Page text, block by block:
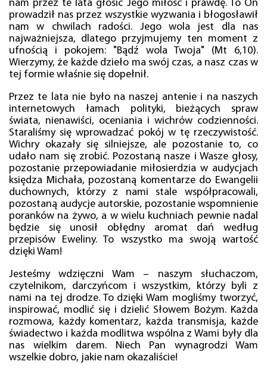
nam przez te lata głosić Jego miłość i prawdę. To On
prowadził nas przez wszystkie wyzwania i błogosławił
nam w chwilach radości. Jego wola jest dla nas
najważniejsza, dlatego przyjmujemy ten moment z
ufnością i pokojem: "Bądź wola Twoja" (Mt 6,10).
Wierzymy, że każde dzieło ma swój czas, a nasz czas w
tej formie właśnie się dopełnił.
Przez te lata nie było na naszej antenie i na naszych
internetowych łamach polityki, bieżących spraw
świata, nienawiści, oceniania i wichrów codzienności.
Staraliśmy się wprowadzać pokój w tę rzeczywistość.
Wichry okazały się silniejsze, ale pozostanie to, co
udało nam się zrobić. Pozostaną nasze i Wasze głosy,
pozostanie przepowiadanie miłosierdzia w audycjach
księdza Michała, pozostaną komentarze do Ewangelii
duchownych, którzy z nami stale współpracowali,
pozostaną audycje autorskie, pozostanie wspomnienie
poranków na żywo, a w wielu kuchniach pewnie nadal
będzie się unosił obłędny aromat dań według
przepisów Eweliny. To wszystko ma swoją wartość
dzięki Wam!
Jesteśmy wdzięczni Wam – naszym słuchaczom,
czytelnikom, darczyńcom i wszystkim, którzy byli z
nami na tej drodze. To dzięki Wam mogliśmy tworzyć,
inspirować, modlić się i dzielić Słowem Bożym. Każda
rozmowa, każdy komentarz, każda transmisja, każde
świadectwo i każda modlitwa wspólna z Wami były dla
nas wielkim darem. Niech Pan wynagrodzi Wam
wszelkie dobro, jakie nam okazaliście!